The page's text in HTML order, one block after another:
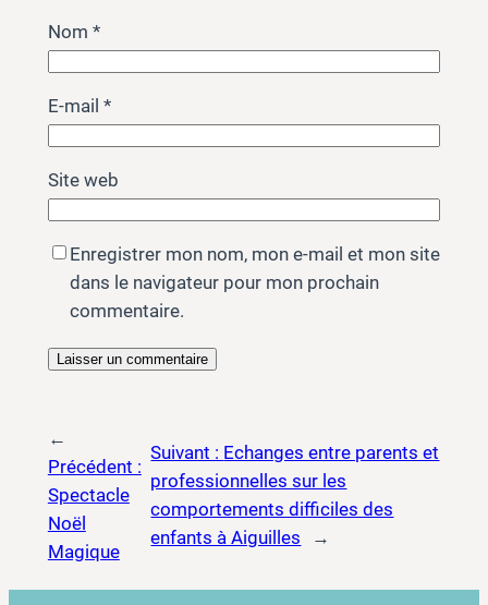
Nom *
E-mail *
Site web
Enregistrer mon nom, mon e-mail et mon site
dans le navigateur pour mon prochain
commentaire.
←
Précédent :
Spectacle
Noël
Magique
Suivant : Echanges entre parents et
professionnelles sur les
comportements difficiles des
enfants à Aiguilles
→